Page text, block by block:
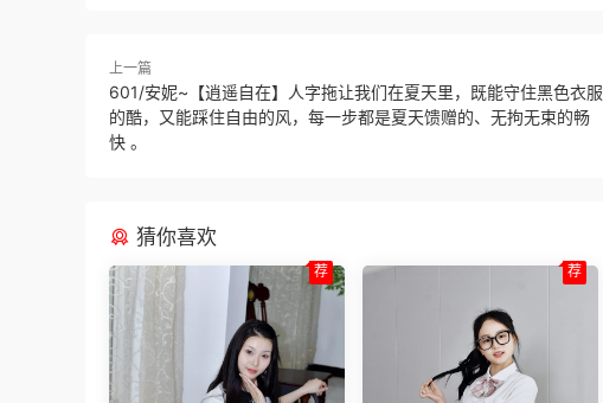
上一篇
601/安妮~【逍遥自在】人字拖让我们在夏天里，既能守住黑色衣服
的酷，又能踩住自由的风，每一步都是夏天馈赠的、无拘无束的畅
快 。
猜你喜欢
荐 荐